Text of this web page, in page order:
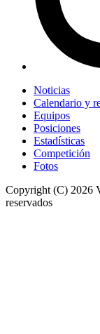
Noticias
Calendario y
Equipos
Posiciones
Estadísticas
Competición
Fotos
Copyright (C) 2026
reservados